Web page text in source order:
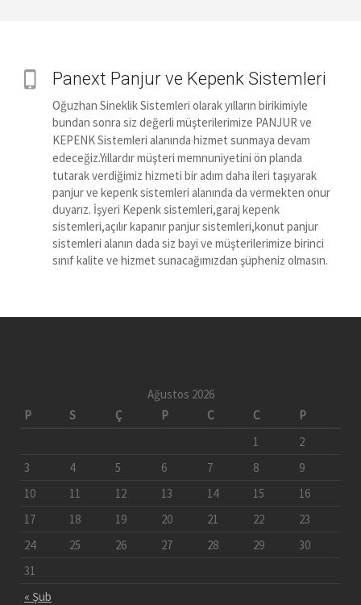
Panext Panjur ve Kepenk Sistemleri
Oğuzhan Sineklik Sistemleri olarak yılların birikimiyle
bundan sonra siz değerli müşterilerimize PANJUR ve
KEPENK Sistemleri alanında hizmet sunmaya devam
edeceğiz.Yıllardır müşteri memnuniyetini ön planda
tutarak verdiğimiz hizmeti bir adım daha ileri taşıyarak
panjur ve kepenk sistemleri alanında da vermekten onur
duyarız. İşyeri Kepenk sistemleri,garaj kepenk
sistemleri,açılır kapanır panjur sistemleri,konut panjur
sistemleri alanın dada siz bayi ve müşterilerimize birinci
sınıf kalite ve hizmet sunacağımızdan şüpheniz olmasın.
Ağustos 2026
P
S Ç P C C P
« Şub
1
2
3
4 5 6 7 8
9
10
11 12 13 14 15
16
17
18 19 20 21 22
23
24
25 26 27 28 29
30
31